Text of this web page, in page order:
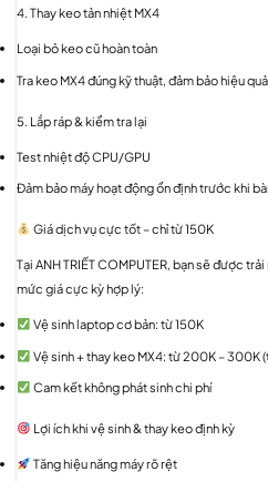
4. Thay keo tản nhiệt MX4
Loại bỏ keo cũ hoàn toàn
Tra keo MX4 đúng kỹ thuật, đảm bảo hiệu
5. Lắp ráp & kiểm tra lại
Test nhiệt độ CPU/GPU
Đảm bảo máy hoạt động ổn định trước khi
Giá dịch vụ cực tốt – chỉ từ 150K
Tại ANH TRIẾT COMPUTER, bạn sẽ được
mức giá cực kỳ hợp lý:
Vệ sinh laptop cơ bản: từ 150K
Vệ sinh + thay keo MX4: từ 200K – 300K
Cam kết không phát sinh chi phí
Lợi ích khi vệ sinh & thay keo định kỳ
Tăng hiệu năng máy rõ rệt